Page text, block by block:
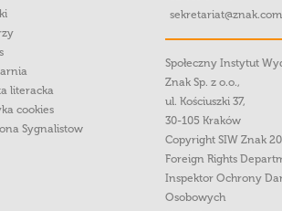
literacka
cookies
Sygnalistow
Społeczny Instytut
Znak Sp. z o.o.,
ul. Kościuszki 37,
30-105 Kraków
Copyright SIW Znak
Foreign Rights
Inspektor Ochrony
Osobowych